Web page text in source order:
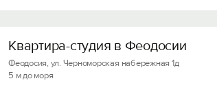
Квартира-студия в Феодосии
Феодосия, ул. Черноморская набережная 1д
5 м до моря